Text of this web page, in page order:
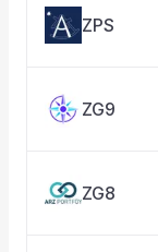
ZPS
ZG9
ZG8